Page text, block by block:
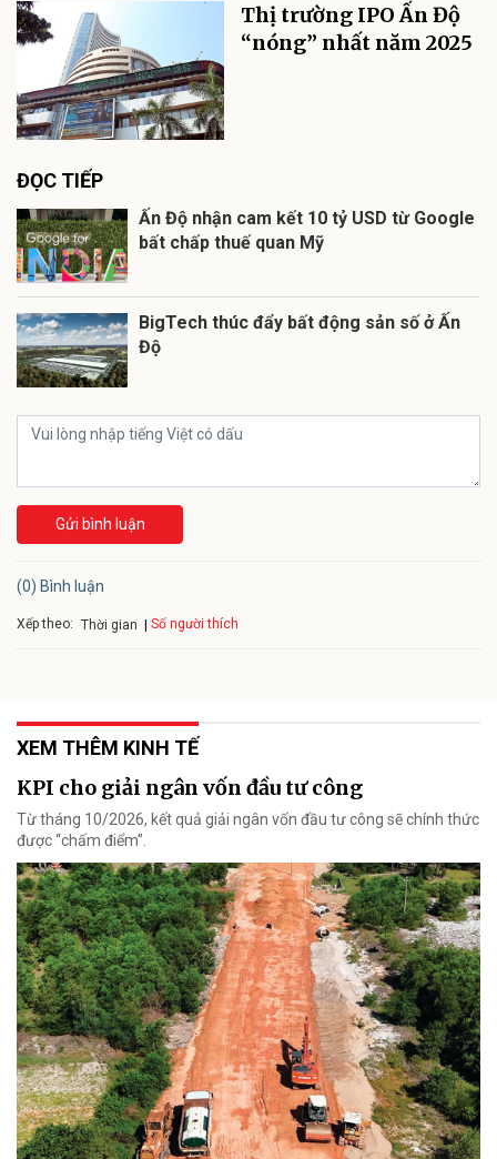
Thị trường IPO Ấn Độ
“nóng” nhất năm 2025
ĐỌC TIẾP
Ấn Độ nhận cam kết 10 tỷ USD từ Google
bất chấp thuế quan Mỹ
BigTech thúc đẩy bất động sản số ở Ấn
Độ
Gửi bình luận
(0) Bình luận
Xếp theo: Thời gian Số người thích
XEM THÊM KINH TẾ
KPI cho giải ngân vốn đầu tư công
Từ tháng 10/2026, kết quả giải ngân vốn đầu tư công sẽ chính thức
được “chấm điểm”.